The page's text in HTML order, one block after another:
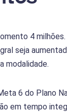
4
seja
modalidade.
6 do Plano
em tempo